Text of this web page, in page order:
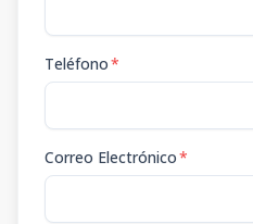
Teléfono*
Correo Electrónico*